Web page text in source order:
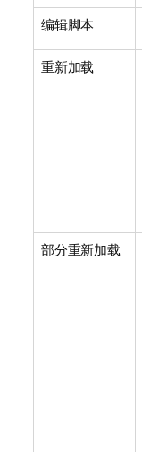
编辑脚本
重新加载
部分重新加载